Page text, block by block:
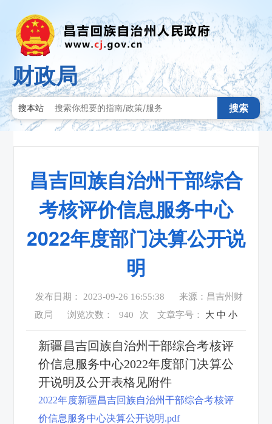
财政局
搜本站 搜索
昌吉回族自治州干部综合
考核评价信息服务中心
2022年度部门决算公开说
明
发布日期： 2023-09-26 16:55:38
来源：昌吉州财
政局
浏览次数： 940 次 文章字号： 大 中 小
新疆昌吉回族自治州干部综合考核评
价信息服务中心2022年度部门决算公
开说明及公开表格见附件
2022年度新疆昌吉回族自治州干部综合考核评
价信息服务中心决算公开说明.pdf